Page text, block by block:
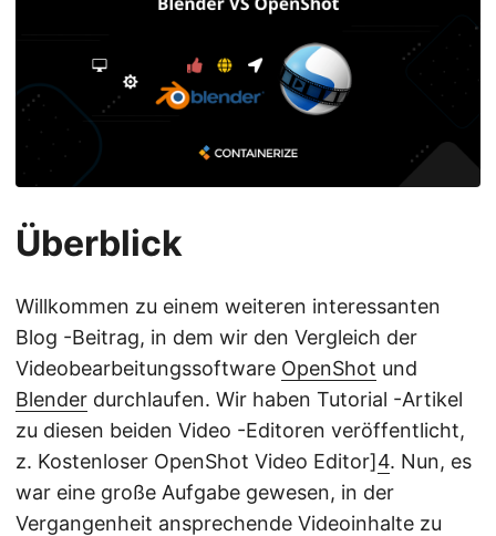
Überblick
Willkommen zu einem weiteren interessanten
Blog -Beitrag, in dem wir den Vergleich der
Videobearbeitungssoftware OpenShot und
Blender durchlaufen. Wir haben Tutorial -Artikel
zu diesen beiden Video -Editoren veröffentlicht,
z. Kostenloser OpenShot Video Editor]4. Nun, es
war eine große Aufgabe gewesen, in der
Vergangenheit ansprechende Videoinhalte zu